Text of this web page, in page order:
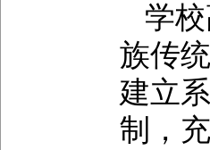
学
族传
建立
制，